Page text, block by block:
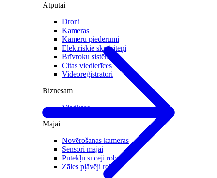
Atpūtai
Droni
Kameras
Kameru piederumi
Elektriskie skrejriteņi
Brīvroku sistēmas
Citas viedierīces
Videoreģistratori
Biznesam
Viedkase
Mājai
Novērošanas kameras
Sensori mājai
Putekļu sūcēji roboti
Zāles pļāvēji roboti